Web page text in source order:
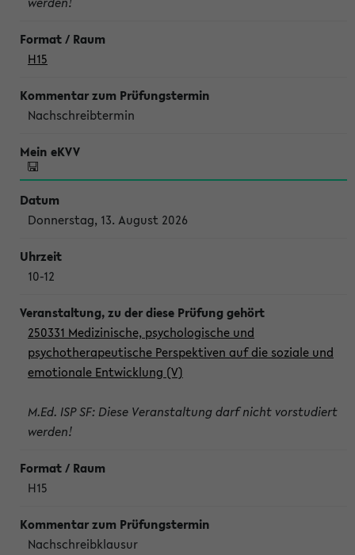
H15
Nachschreibtermin
Donnerstag, 13. August 2026
10-12
250331 Medizinische, psychologische und
psychotherapeutische Perspektiven auf die soziale und
emotionale Entwicklung (V)
M.Ed. ISP SF: Diese Veranstaltung darf nicht vorstudiert
werden!
H15
Nachschreibklausur